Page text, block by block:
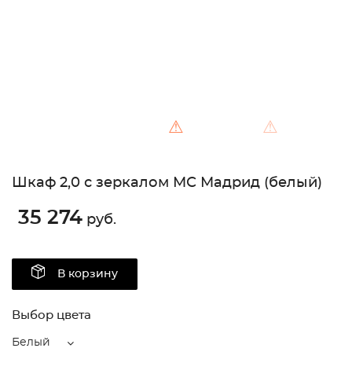
⚠ ⚠
Шкаф 2,0 с зеркалом МС Мадрид (белый)
35 274 руб.
В корзину
Выбор цвета
Белый